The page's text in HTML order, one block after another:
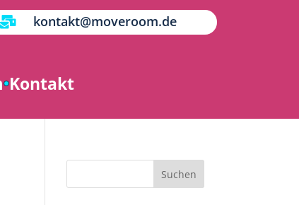
 kontakt@moveroom.de
Kontakt
Suchen